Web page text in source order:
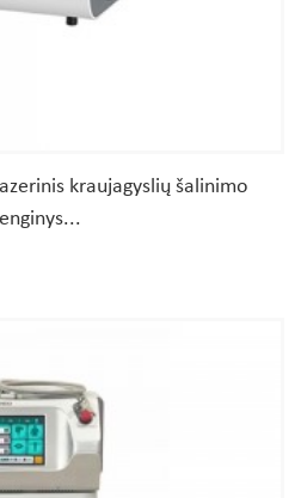
kraujagyslių šalinimo